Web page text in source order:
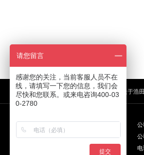
关于浩田
请您留言
感谢您的关注，当前客服人员不在
线，请填写一下您的信息，我们会
尽快和您联系。或来电咨询400-03
0-2780
提交